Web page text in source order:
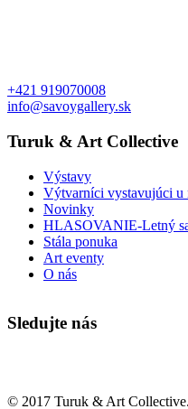
+421 919070008
info@savoygallery.sk
Turuk & Art Collective
Výstavy
Výtvarníci vystavujúci u
Novinky
HLASOVANIE-Letný
Stála ponuka
Art eventy
O nás
Sledujte nás
© 2017 Turuk & Art